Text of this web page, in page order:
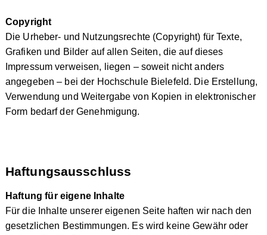
Copyright
Die Urheber- und Nutzungsrechte (Copyright) für Texte,
Grafiken und Bilder auf allen Seiten, die auf dieses
Impressum verweisen, liegen – soweit nicht anders
angegeben – bei der Hochschule Bielefeld. Die Erstellung,
Verwendung und Weitergabe von Kopien in elektronischer
Form bedarf der Genehmigung.
Haftungsausschluss
Haftung für eigene Inhalte
Für die Inhalte unserer eigenen Seite haften wir nach den
gesetzlichen Bestimmungen. Es wird keine Gewähr oder